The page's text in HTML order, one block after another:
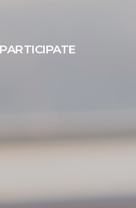
PARTICIPATE